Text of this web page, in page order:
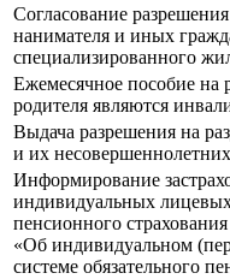
Согласование
нанимателя и иных
специализированного
Ежемесячное пособие на
родителя являются
Выдача разрешения на
и их
Информирование
индивидуальных лицевых
пенсионного
«Об индивидуальном
системе обязательного